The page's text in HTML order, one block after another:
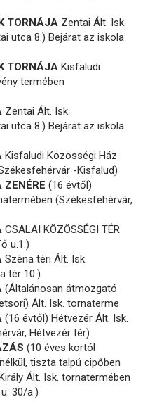
TORNÁJA Zentai Ált. Isk.
utca 8.) Bejárat az iskola
TORNÁJA Kisfaludi
termében
Zentai Ált. Isk.
utca 8.) Bejárat az iskola
Kisfaludi Közösségi Ház
-Kisfalud)
(16 évtől)
(Székesfehérvár,
CSALAI KÖZÖSSÉGI TÉR
u.1.)
Széna téri Ált. Isk.
tér 10.)
(Általánosan átmozgató
Ált. Isk. tornaterme
(16 évtől) Hétvezér Ált. Isk.
Hétvezér tér)
(10 éves kortól
tiszta talpú cipőben
Ált. Isk. tornatermében
30/a.)